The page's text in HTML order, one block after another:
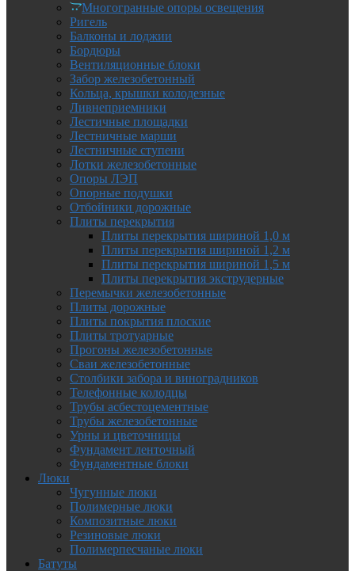
Многогранные опоры освещения
Ригель
Балконы и лоджии
Бордюры
Вентиляционные блоки
Забор железобетонный
Кольца, крышки колодезные
Ливнеприемники
Лестичные площадки
Лестничные марши
Лестничные ступени
Лотки железобетонные
Опоры ЛЭП
Опорные подушки
Отбойники дорожные
Плиты перекрытия
Плиты перекрытия шириной 1,0 м
Плиты перекрытия шириной 1,2 м
Плиты перекрытия шириной 1,5 м
Плиты перекрытия экструдерные
Перемычки железобетонные
Плиты дорожные
Плиты покрытия плоские
Плиты тротуарные
Прогоны железобетонные
Сваи железобетонные
Столбики забора и виноградников
Телефонные колодцы
Трубы асбестоцементные
Трубы железобетонные
Урны и цветочницы
Фундамент ленточный
Фундаментные блоки
Люки
Чугунные люки
Полимерные люки
Композитные люки
Резиновые люки
Полимерпесчаные люки
Батуты